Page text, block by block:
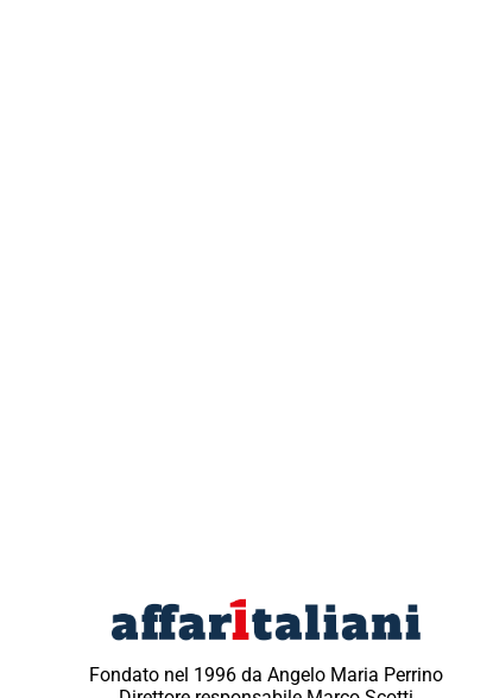
Fondato nel 1996 da Angelo Maria Perrino